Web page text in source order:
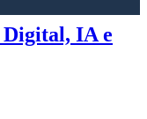
IA e